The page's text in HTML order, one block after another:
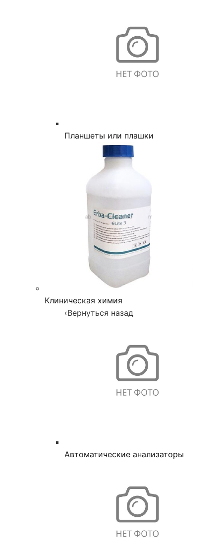
Планшеты или плашки
Клиническая химия
‹Вернуться назад
Автоматические анализаторы